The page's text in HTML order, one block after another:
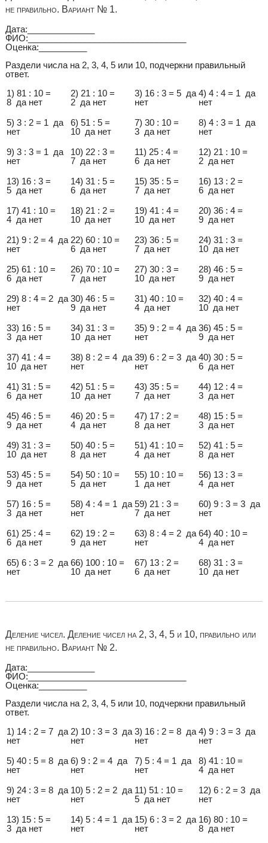
не правильно. Вариант № 1.
Дата:______________
ФИО:_________________________________
Оценка:__________
Раздели числа на 2, 3, 4, 5 или 10, подчеркни правильный
ответ.
1) 81 : 10 =
8 да нет
2) 21 : 10 =
2 да нет
3) 16 : 3 = 5 да
нет
4) 4 : 4 = 1 да
нет
5) 3 : 2 = 1 да
нет
6) 51 : 5 =
10 да нет
7) 30 : 10 =
3 да нет
8) 4 : 3 = 1 да
нет
9) 3 : 3 = 1 да
нет
10) 22 : 3 =
7 да нет
11) 25 : 4 =
6 да нет
12) 21 : 10 =
2 да нет
13) 16 : 3 =
5 да нет
14) 31 : 5 =
6 да нет
15) 35 : 5 =
7 да нет
16) 13 : 2 =
6 да нет
17) 41 : 10 =
4 да нет
18) 21 : 2 =
10 да нет
19) 41 : 4 =
10 да нет
20) 36 : 4 =
9 да нет
21) 9 : 2 = 4 да
нет
22) 60 : 10 =
6 да нет
23) 36 : 5 =
7 да нет
24) 31 : 3 =
10 да нет
25) 61 : 10 =
6 да нет
26) 70 : 10 =
7 да нет
27) 30 : 3 =
10 да нет
28) 46 : 5 =
9 да нет
29) 8 : 4 = 2 да
нет
30) 46 : 5 =
9 да нет
31) 40 : 10 =
4 да нет
32) 40 : 4 =
10 да нет
33) 16 : 5 =
3 да нет
34) 31 : 3 =
10 да нет
35) 9 : 2 = 4 да
нет
36) 45 : 5 =
9 да нет
37) 41 : 4 =
10 да нет
38) 8 : 2 = 4 да
нет
39) 6 : 2 = 3 да
нет
40) 30 : 5 =
6 да нет
41) 31 : 5 =
6 да нет
42) 51 : 5 =
10 да нет
43) 35 : 5 =
7 да нет
44) 12 : 4 =
3 да нет
45) 46 : 5 =
9 да нет
46) 20 : 5 =
4 да нет
47) 17 : 2 =
8 да нет
48) 15 : 5 =
3 да нет
49) 31 : 3 =
10 да нет
50) 40 : 5 =
8 да нет
51) 41 : 10 =
4 да нет
52) 41 : 5 =
8 да нет
53) 45 : 5 =
9 да нет
54) 50 : 10 =
5 да нет
55) 10 : 10 =
1 да нет
56) 13 : 3 =
4 да нет
57) 16 : 5 =
3 да нет
58) 4 : 4 = 1 да
нет
59) 21 : 3 =
7 да нет
60) 9 : 3 = 3 да
нет
61) 25 : 4 =
6 да нет
62) 19 : 2 =
9 да нет
63) 8 : 4 = 2 да
нет
64) 40 : 10 =
4 да нет
65) 6 : 3 = 2 да
нет
66) 100 : 10 =
10 да нет
67) 13 : 2 =
6 да нет
68) 31 : 3 =
10 да нет
Деление чисел. Деление чисел на 2, 3, 4, 5 и 10, правильно или
не правильно. Вариант № 2.
Дата:______________
ФИО:_________________________________
Оценка:__________
Раздели числа на 2, 3, 4, 5 или 10, подчеркни правильный
ответ.
1) 14 : 2 = 7 да
нет
2) 10 : 3 = 3 да
нет
3) 16 : 2 = 8 да
нет
4) 9 : 3 = 3 да
нет
5) 40 : 5 = 8 да
нет
6) 9 : 2 = 4 да
нет
7) 5 : 4 = 1 да
нет
8) 41 : 10 =
4 да нет
9) 24 : 3 = 8 да
нет
10) 5 : 2 = 2 да
нет
11) 51 : 10 =
5 да нет
12) 6 : 2 = 3 да
нет
13) 15 : 5 =
3 да нет
14) 5 : 4 = 1 да
нет
15) 6 : 3 = 2 да
нет
16) 80 : 10 =
8 да нет